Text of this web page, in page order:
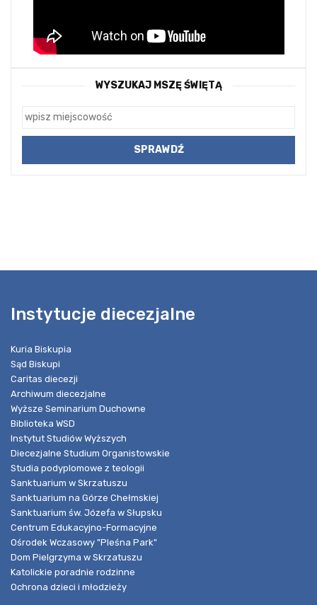
WYSZUKAJ MSZĘ ŚWIĘTĄ
Instytucje diecezjalne
Kuria Biskupia
Sąd Biskupi
Caritas diecezji
Archiwum diecezjalne
Wyższe Seminarium Duchowne
Biblioteka WSD
Instytut Studiów Wyższych
Diecezjalne Studium Organistowskie
Studia podyplomowe z teologii
Sanktuarium w Skrzatuszu
Sanktuarium na Górze Chełmskiej
Sanktuarium św. Józefa w Słupsku
Centrum Edukacyjno-Formacyjne
Ośrodek Wczasowy "Pleśna Park"
Dom Pielgrzyma w Skrzatuszu
Katolickie poradnie rodzinne
Ochrona dzieci i młodzieży